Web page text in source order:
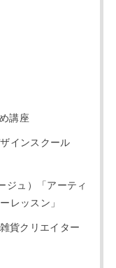
講座
インスクール
ジュ）「アーティ
レッスン」
貨クリエイター